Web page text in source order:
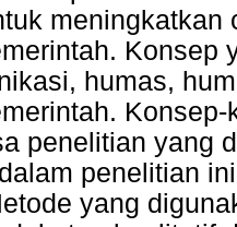
meningkatkan
Konsep
humas,
penelitian yang
penelitian
yang